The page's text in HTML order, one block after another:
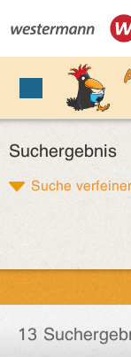
Suchergebnis
Suche
13